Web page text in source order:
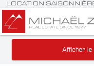
LOCATION
Afficher le